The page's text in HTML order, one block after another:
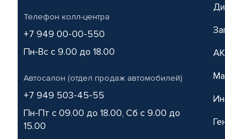
Телефон колл-центра
+7 949 00-00-550
Пн-Вс с 9.00 до 18.00
Автосалон (отдел продаж автомобилей)
+7 949 503-45-55
Пн-Пт с 09.00 до 18.00, Сб с 9.00 до
15.00